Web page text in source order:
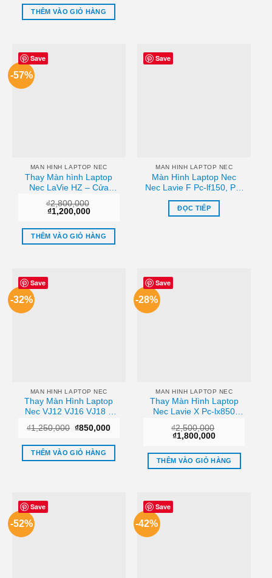
là:
₫1,800,000.
tại
là:
₫1,200,000.
THÊM VÀO GIỎ HÀNG
Save
-57%
MAN HINH LAPTOP NEC
Thay Màn hình Laptop
Nec LaVie HZ – Cửa
₫2,800,000
Giá
là:
₫2,800,000.
₫1,200,000Giá
tại
là:
₫1,200,000.
THÊM VÀO GIỎ HÀNG
Save
MAN HINH LAPTOP NEC
Màn Hình Laptop Nec
Nec Lavie F Pc-lf150, Pc-
Tâm Thay Thế Lấy Liền
ĐỌC TIẾP
Save
-32%
MAN HINH LAPTOP NEC
Thay Màn Hình Laptop
Nec VJ12 VJ16 VJ18 –
TPHCM
₫1,250,000 Giá
là:
₫1,250,000.
₫850,000Giá
tại
₫850,000.
THÊM VÀO GIỎ HÀNG
Save
-28%
MAN HINH LAPTOP NEC
Thay Màn Hình Laptop
Nec Lavie X Pc-lx850
Tại Chỗ
₫2,500,000
Giá
là:
₫2,500,000.
₫1,800,000Giá
tại
là:
₫1,800,000.
THÊM VÀO GIỎ HÀNG
Save
-52%
Save
-42%